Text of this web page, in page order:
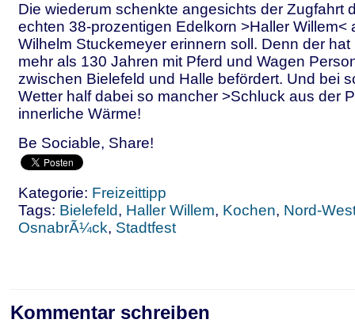
Die wiederum schenkte angesichts der Zugfahrt
echten 38-prozentigen Edelkorn >Haller Willem<
Wilhelm Stuckemeyer erinnern soll. Denn der
mehr als 130 Jahren mit Pferd und Wagen
zwischen Bielefeld und Halle befördert. Und bei
Wetter half dabei so mancher >Schluck aus der
innerliche Wärme!
Be Sociable, Share!
Kategorie: Freizeittipp
Tags: Bielefeld, Haller Willem, Kochen, Nord-
OsnabrÃ¼ck, Stadtfest
Kommentar schreiben